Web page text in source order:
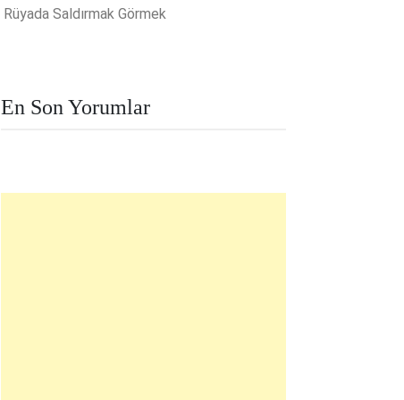
Rüyada Saldırmak Görmek
En Son Yorumlar